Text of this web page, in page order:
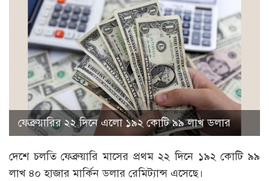
ফেব্রুয়ারির ২২ দিনে এলো ১৯২ কোটি ৯৯ লাখ ডলার
দেশে চলতি ফেব্রুয়ারি মাসের প্রথম ২২ দিনে ১৯২ কোটি ৯৯
লাখ ৪০ হাজার মার্কিন ডলার রেমিট্যান্স এসেছে।